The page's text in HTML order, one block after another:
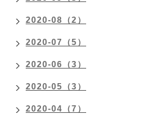
2020-08（2）
2020-07（5）
2020-06（3）
2020-05（3）
2020-04（7）